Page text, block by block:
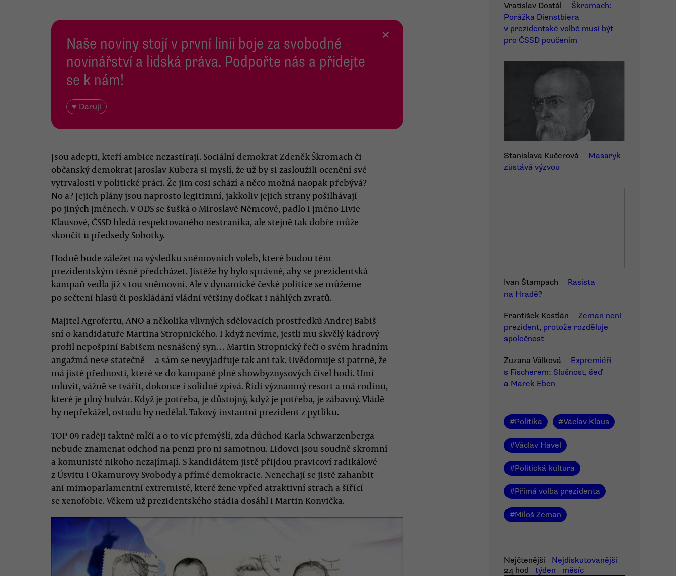
Naše noviny stojí v první linii boje za svobodné
novinářství a lidská práva. Podpořte nás a přidejte
se k nám!
♥ Daruji
×
Jsou adepti, kteří ambice nezastírají. Sociální demokrat Zdeněk Škromach či
občanský demokrat Jaroslav Kubera si myslí, že už by si zasloužili ocenění své
vytrvalosti v politické práci. Že jim cosi schází a něco možná naopak přebývá?
No a? Jejich plány jsou naprosto legitimní, jakkoliv jejich strany pošilhávají
po jiných jménech. V ODS se šušká o Miroslavě Němcové, padlo i jméno Livie
Klausové, ČSSD hledá respektovaného nestraníka, ale stejně tak dobře může
skončit u předsedy Sobotky.
Hodně bude záležet na výsledku sněmovních voleb, které budou těm
prezidentským těsně předcházet. Jistěže by bylo správné, aby se prezidentská
kampaň vedla již s tou sněmovní. Ale v dynamické české politice se můžeme
po sečtení hlasů či poskládání vládní většiny dočkat i náhlých zvratů.
Majitel Agrofertu, ANO a několika vlivných sdělovacích prostředků Andrej Babiš
sní o kandidatuře Martina Stropnického. I když nevíme, jestli mu skvělý kádrový
profil nepošpiní Babišem nesnášený syn… Martin Stropnický řeči o svém hradním
angažmá nese statečně — a sám se nevyjadřuje tak ani tak. Uvědomuje si patrně, že
má jisté přednosti, které se do kampaně plné showbyznysových čísel hodí. Umí
mluvit, vážně se tvářit, dokonce i solidně zpívá. Řídí významný resort a má rodinu,
které je plný bulvár. Když je potřeba, je důstojný, když je potřeba, je zábavný. Vládě
by nepřekážel, ostudu by nedělal. Takový instantní prezident z pytlíku.
TOP 09 raději taktně mlčí a o to víc přemýšlí, zda důchod Karla Schwarzenberga
nebude znamenat odchod na penzi pro ni samotnou. Lidovci jsou soudně skromní
a komunisté nikoho nezajímají. S kandidátem jistě přijdou pravicoví radikálové
z Úsvitu i Okamurovy Svobody a přímé demokracie. Nenechají se jistě zahanbit
ani mimoparlamentní extremisté, které žene vpřed atraktivní strach a šířící
se xenofobie. Věkem už prezidentského stádia dosáhl i Martin Konvička.
Vratislav Dostál
Škromach:
Porážka Dienstbiera
v prezidentské volbě musí být
pro ČSSD poučením
Stanislava Kučerová
Masaryk
zůstává výzvou
Ivan Štampach
Rasista
na Hradě?
František Kostlán
Zeman není
prezident, protože rozděluje
společnost
Zuzana Válková
Expremiéři
s Fischerem: Slušnost, šeď
a Marek Eben
#Politika #Václav Klaus
#Václav Havel
#Politická kultura
#Přímá volba prezidenta
#Miloš Zeman
Nejčtenější
Nejdiskutovanější
24 hod
týden
měsíc